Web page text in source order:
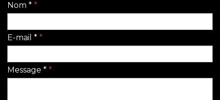
Nom * *
E-mail * *
Message * *